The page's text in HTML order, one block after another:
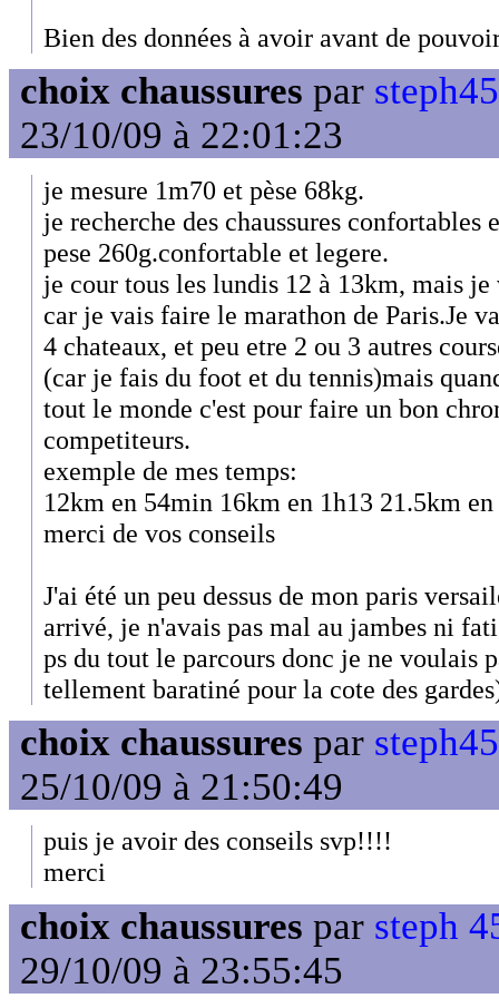
Bien des données à avoir avant de
choix chaussures par
23/10/09 à 22:01:23
je mesure 1m70 et pèse 68kg.
je recherche des chaussures confortables
pese 260g.confortable et legere.
je cour tous les lundis 12 à 13km, mais
car je vais faire le marathon de Paris.Je
4 chateaux, et peu etre 2 ou 3 autres
(car je fais du foot et du tennis)mais
tout le monde c'est pour faire un bon
competiteurs.
exemple de mes temps:
12km en 54min 16km en 1h13 21.5km
merci de vos conseils
J'ai été un peu dessus de mon paris
arrivé, je n'avais pas mal au jambes ni
ps du tout le parcours donc je ne voulais
tellement baratiné pour la cote des
choix chaussures par
25/10/09 à 21:50:49
puis je avoir des conseils svp!!!!
merci
choix chaussures par steph
29/10/09 à 23:55:45